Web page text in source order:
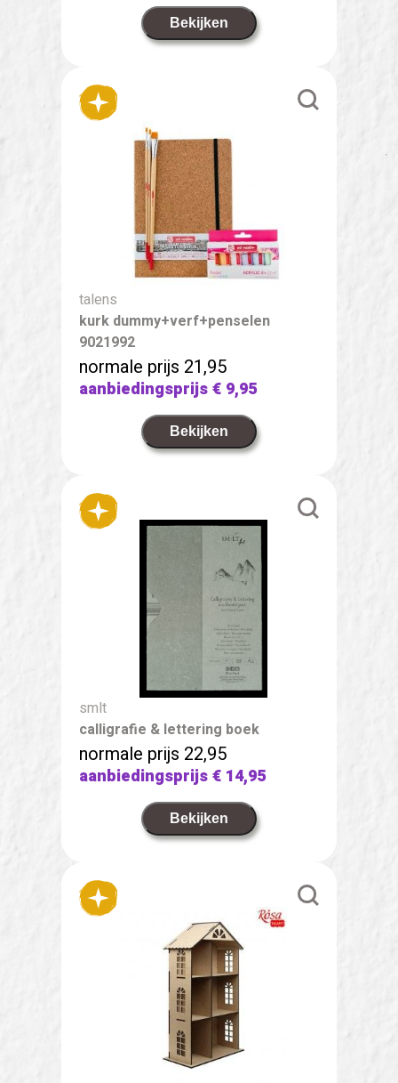
Bekijken
talens
kurk dummy+verf+penselen
9021992
normale prijs 21,95
aanbiedingsprijs€ 9,95
Bekijken
smlt
calligrafie & lettering boek
normale prijs 22,95
aanbiedingsprijs€ 14,95
Bekijken